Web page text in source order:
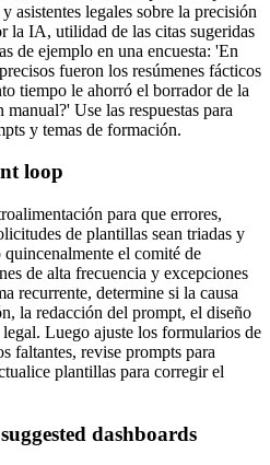
asistentes legales sobre la precisión
la IA, utilidad de las citas sugeridas
de ejemplo en una encuesta: 'En
fueron los resúmenes fácticos
tiempo le ahorró el borrador de la
Use las respuestas para
y temas de formación.
loop
para que errores,
de plantillas sean triadas y
quincenalmente el comité de
de alta frecuencia y excepciones
recurrente, determine si la causa
la redacción del prompt, el diseño
Luego ajuste los formularios de
faltantes, revise prompts para
plantillas para corregir el
dashboards